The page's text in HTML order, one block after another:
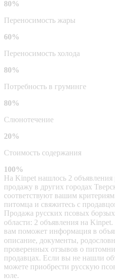
80%
Переносимость жары
60%
Переносимость холода
80%
Потребность в груминге
80%
Слюнотечение
20%
Стоимость содержания
100%
На Kinpet нашлось 2
продажу в других городах
соответствуют вашим
питомца и свяжитесь с
Продажа русских псовых
области: 2 объявления на
вам поможет информация в
описание, документы,
проверенных отзывов о
продавцах. Если вы не нашли
можете приобрести русскую
юле.